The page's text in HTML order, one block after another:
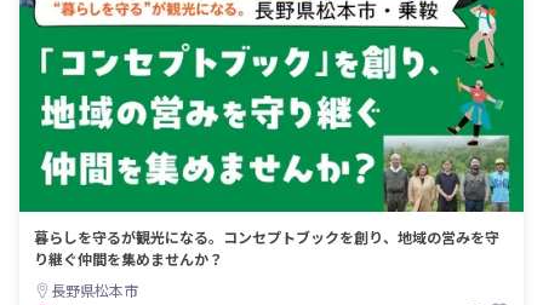
暮らしを守るが観光になる。コンセプトブックを創り、地域の営みを守
り継ぐ仲間を集めませんか？
長野県松本市